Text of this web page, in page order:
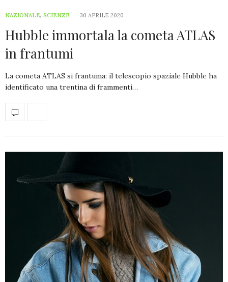
NAZIONALE, SCIENZE 30 APRILE 2020
Hubble immortala la cometa ATLAS
in frantumi
La cometa ATLAS si frantuma: il telescopio spaziale Hubble ha
identificato una trentina di frammenti…